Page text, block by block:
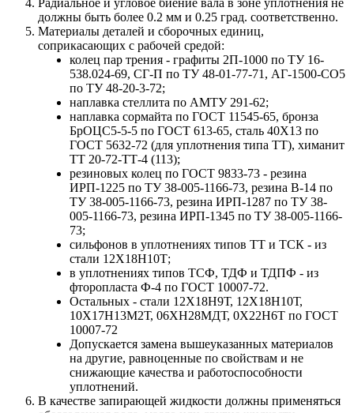
должны быть более 0.2 мм и 0.25 град. соответственно.
Материалы деталей и сборочных единиц,
соприкасающих с рабочей средой:
колец пар трения - графиты 2П-1000 по ТУ 16-
538.024-69, СГ-П по ТУ 48-01-77-71, АГ-1500-СО5
по ТУ 48-20-3-72;
наплавка стеллита по АМТУ 291-62;
наплавка сормайта по ГОСТ 11545-65, бронза
БрОЦС5-5-5 по ГОСТ 613-65, сталь 40Х13 по
ГОСТ 5632-72 (для уплотнения типа ТТ), химанит
ТТ 20-72-ТТ-4 (113);
резиновых колец по ГОСТ 9833-73 - резина
ИРП-1225 по ТУ 38-005-1166-73, резина В-14 по
ТУ 38-005-1166-73, резина ИРП-1287 по ТУ 38-
005-1166-73, резина ИРП-1345 по ТУ 38-005-1166-
73;
сильфонов в уплотнениях типов ТТ и ТСК - из
стали 12Х18Н10Т;
в уплотнениях типов ТСФ, ТДФ и ТДПФ - из
фторопласта Ф-4 по ГОСТ 10007-72.
Остальных - стали 12Х18Н9Т, 12Х18Н10Т,
10Х17Н13М2Т, 06ХН28МДТ, 0Х22Н6Т по ГОСТ
10007-72
Допускается замена вышеуказанных материалов
на другие, равноценные по свойствам и не
снижающие качества и работоспособности
уплотнений.
В качестве запирающей жидкости должны применяться